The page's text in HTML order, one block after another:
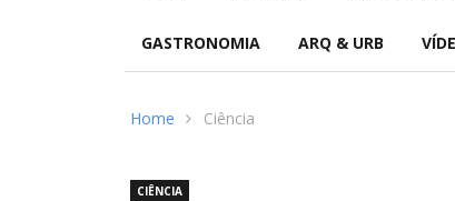
GASTRONOMIA ARQ & URB
Home Ciência
CIÊNCIA